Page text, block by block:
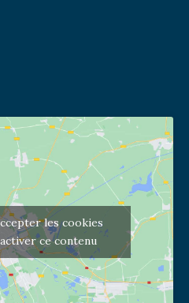
les cookies
ce contenu